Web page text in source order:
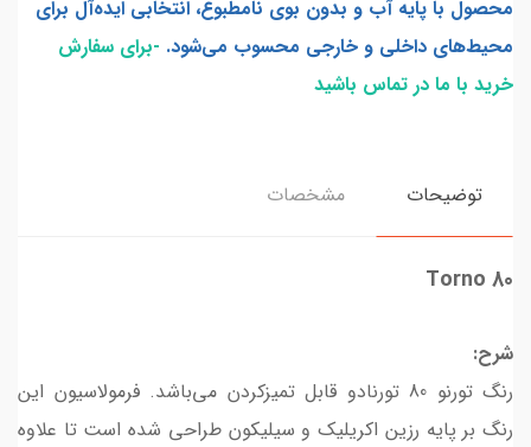
محصول با پایه آب و بدون بوی نامطبوع، انتخابی ایده‌آل برای
محیط‌های داخلی و خارجی محسوب می‌شود. -برای سفارش
خرید با ما در تماس باشید
توضیحات مشخصات
Torno 80
شرح:
رنگ تورنو 80 تورنادو قابل تمیزکردن می‌باشد. فرمولاسیون این
رنگ بر پایه رزین اکریلیک و سیلیکون طراحی شده است تا علاوه